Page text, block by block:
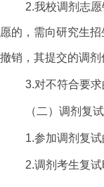
2.我校调剂志
愿的，需向研究生
撤销，其提交的调剂
3.对不符合要
（二）调剂复
1.参加调剂复
2.调剂考生复